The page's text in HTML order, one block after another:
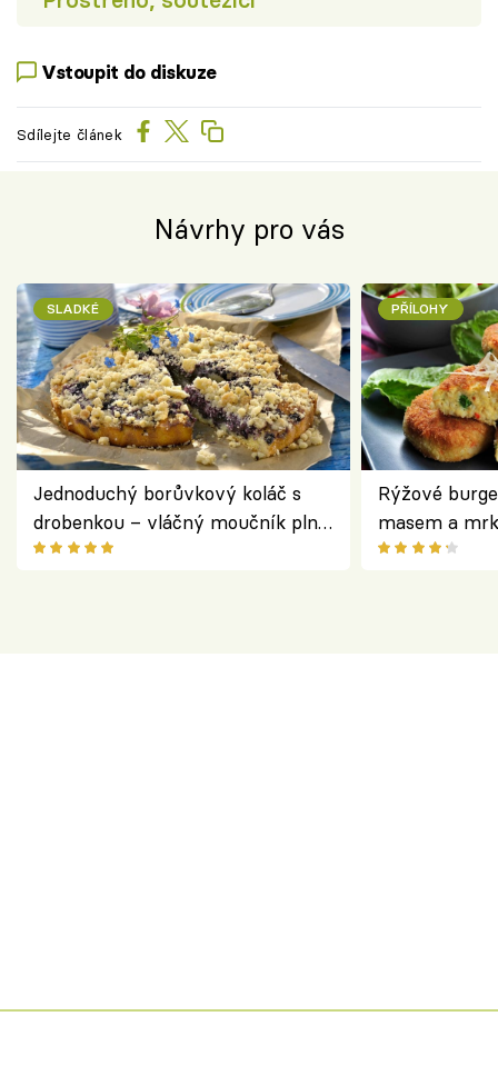
Vstoupit do diskuze
Sdílejte článek
Návrhy pro vás
SLADKÉ
Jednoduchý borůvkový koláč s
drobenkou – vláčný moučník plný
ovoce
PŘÍLOHY
Rýžové
masem a
salátem –